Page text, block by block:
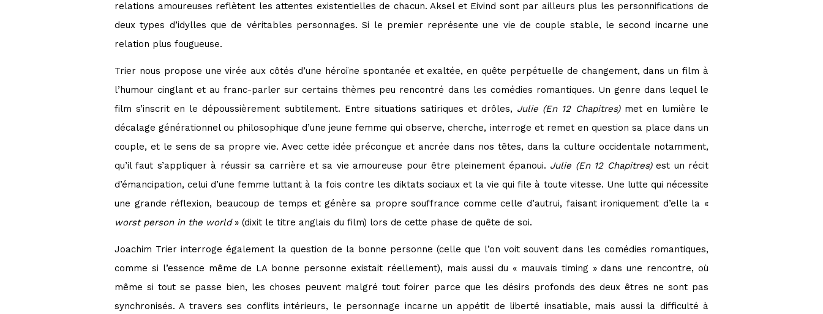
relations amoureuses reflètent les attentes existentielles de chacun. Aksel et Eivind sont par ailleurs plus les personnifications de
deux types d’idylles que de véritables personnages. Si le premier représente une vie de couple stable, le second incarne une
relation plus fougueuse.
Trier nous propose une virée aux côtés d’une héroïne spontanée et exaltée, en quête perpétuelle de changement, dans un film à
l’humour cinglant et au franc-parler sur certains thèmes peu rencontré dans les comédies romantiques. Un genre dans lequel le
film s’inscrit en le dépoussièrement subtilement. Entre situations satiriques et drôles, Julie (En 12 Chapitres)met en lumière le
décalage générationnel ou philosophique d’une jeune femme qui observe, cherche, interroge et remet en question sa place dans un
couple, et le sens de sa propre vie. Avec cette idée préconçue et ancrée dans nos têtes, dans la culture occidentale notamment,
qu’il faut s’appliquer à réussir sa carrière et sa vie amoureuse pour être pleinement épanoui. Julie (En 12 Chapitres)est un récit
d’émancipation, celui d’une femme luttant à la fois contre les diktats sociaux et la vie qui file à toute vitesse. Une lutte qui nécessite
une grande réflexion, beaucoup de temps et génère sa propre souffrance comme celle d’autrui, faisant ironiquement d’elle la «
worst person in the world» (dixit le titre anglais du film) lors de cette phase de quête de soi.
Joachim Trier interroge également la question de la bonne personne (celle que l’on voit souvent dans les comédies romantiques,
comme si l’essence même de LA bonne personne existait réellement), mais aussi du « mauvais timing » dans une rencontre, où
même si tout se passe bien, les choses peuvent malgré tout foirer parce que les désirs profonds des deux êtres ne sont pas
synchronisés. A travers ses conflits intérieurs, le personnage incarne un appétit de liberté insatiable, mais aussi la difficulté à